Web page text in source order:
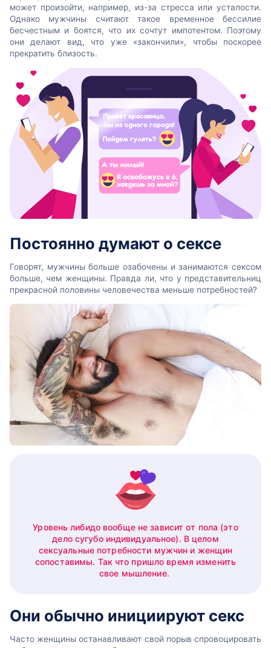
может произойти, например, из-за стресса или усталости.
Однако мужчины считают такое ​​временное бессилие
бесчестным и боятся, что их сочтут импотентом. Поэтому
они делают вид, что уже «закончили», чтобы поскорее
прекратить близость.
Постоянно думают о сексе
Говорят, мужчины больше озабочены и занимаются сексом
больше, чем женщины. Правда ли, что у представительниц
прекрасной половины человечества меньше потребностей?
Уровень либидо вообще не зависит от пола (это
дело сугубо индивидуальное). В целом
сексуальные потребности мужчин и женщин
сопоставимы. Так что пришло время изменить
свое мышление.
Они обычно инициируют секс
Часто женщины останавливают свой порыв спровоцировать